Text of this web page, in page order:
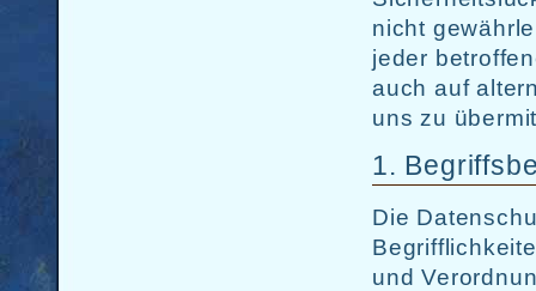
nicht
jeder
auch auf
uns zu
1.
Die
und